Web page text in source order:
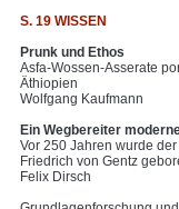
S. 19 WISSEN
Prunk und Ethos
Asfa-Wossen-Asserate
Äthiopien
Wolfgang Kaufmann
Ein Wegbereiter
Vor 250 Jahren wurde
Friedrich von Gentz
Felix Dirsch